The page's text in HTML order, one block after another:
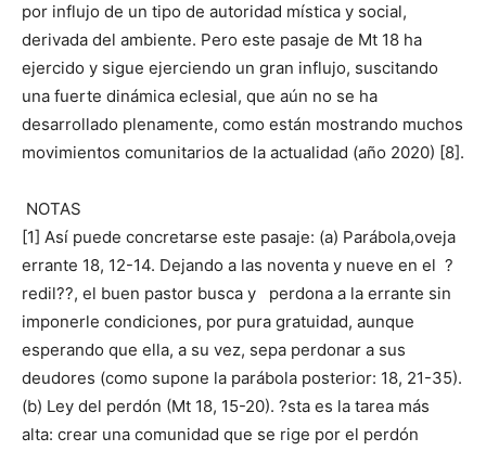
por influjo de un tipo de autoridad mística y social,
derivada del ambiente. Pero este pasaje de Mt 18 ha
ejercido y sigue ejerciendo un gran influjo, suscitando
una fuerte dinámica eclesial, que aún no se ha
desarrollado plenamente, como están mostrando muchos
movimientos comunitarios de la actualidad (año 2020) [8].
NOTAS
[1] Así puede concretarse este pasaje: (a) Parábola,oveja
errante 18, 12-14. Dejando a las noventa y nueve en el ?
redil??, el buen pastor busca y perdona a la errante sin
imponerle condiciones, por pura gratuidad, aunque
esperando que ella, a su vez, sepa perdonar a sus
deudores (como supone la parábola posterior: 18, 21-35).
(b) Ley del perdón (Mt 18, 15-20). ?sta es la tarea más
alta: crear una comunidad que se rige por el perdón